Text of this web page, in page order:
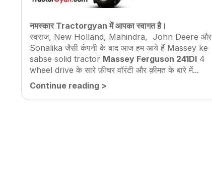
नमस्कार Tractorgyan में आपका स्वागत है।
स्वराज, New Holland, Mahindra, John Deere और
Sonalika जैसी कंपनी के बाद आज हम आये हैं Massey ke
sabse solid tractor Massey Ferguson 241DI 4
wheel drive के सारे फ़ीचर वॉरंटी और क़ीमत के बारे में...
Continue reading >